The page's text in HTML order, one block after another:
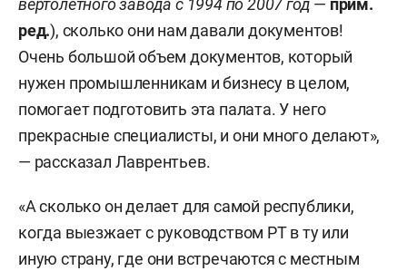
ред.), сколько они нам давали документов!
Очень большой объем документов, который
нужен промышленникам и бизнесу в целом,
помогает подготовить эта палата. У него
прекрасные специалисты, и они много делают»,
— рассказал Лаврентьев.
«А сколько он делает для самой республики,
когда выезжает с руководством РТ в ту или
иную страну, где они встречаются с местным